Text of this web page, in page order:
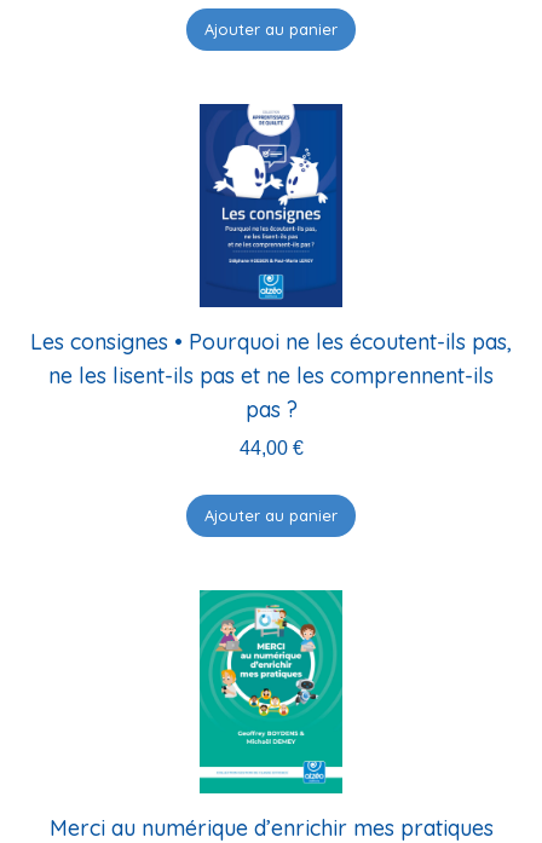
Ajouter au panier
Les consignes • Pourquoi ne les écoutent-ils pas,
ne les lisent-ils pas et ne les comprennent-ils
pas ?
44,00 €
Ajouter au panier
Merci au numérique d’enrichir mes pratiques